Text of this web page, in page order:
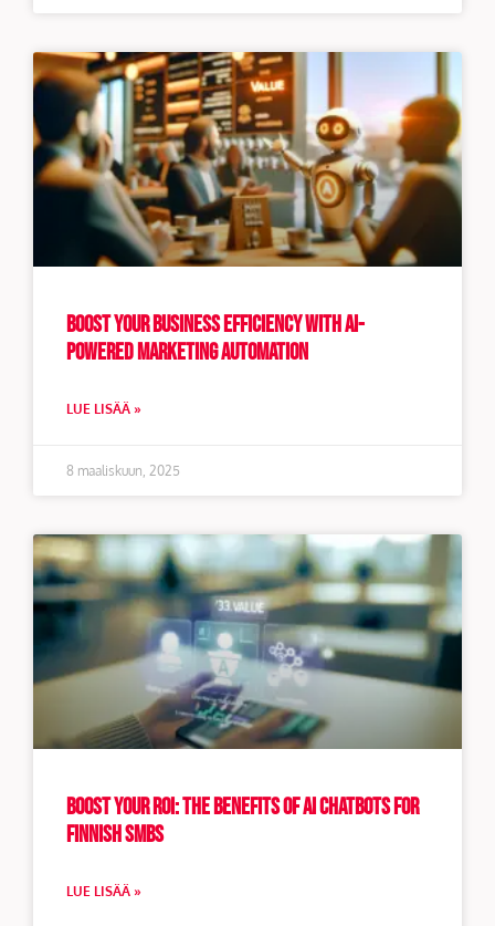
Boost Your Business Efficiency with AI-
Powered Marketing Automation
LUE LISÄÄ »
8 maaliskuun, 2025
Boost Your ROI: The Benefits of AI Chatbots for
Finnish SMBs
LUE LISÄÄ »